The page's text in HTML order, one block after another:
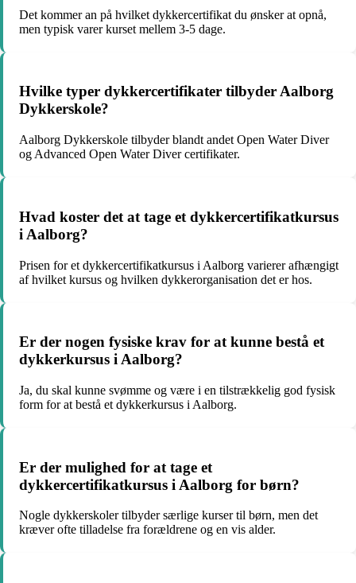
Det kommer an på hvilket dykkercertifikat du ønsker at opnå,
men typisk varer kurset mellem 3-5 dage.
Hvilke typer dykkercertifikater tilbyder Aalborg
Dykkerskole?
Aalborg Dykkerskole tilbyder blandt andet Open Water Diver
og Advanced Open Water Diver certifikater.
Hvad koster det at tage et dykkercertifikatkursus
i Aalborg?
Prisen for et dykkercertifikatkursus i Aalborg varierer afhængigt
af hvilket kursus og hvilken dykkerorganisation det er hos.
Er der nogen fysiske krav for at kunne bestå et
dykkerkursus i Aalborg?
Ja, du skal kunne svømme og være i en tilstrækkelig god fysisk
form for at bestå et dykkerkursus i Aalborg.
Er der mulighed for at tage et
dykkercertifikatkursus i Aalborg for børn?
Nogle dykkerskoler tilbyder særlige kurser til børn, men det
kræver ofte tilladelse fra forældrene og en vis alder.